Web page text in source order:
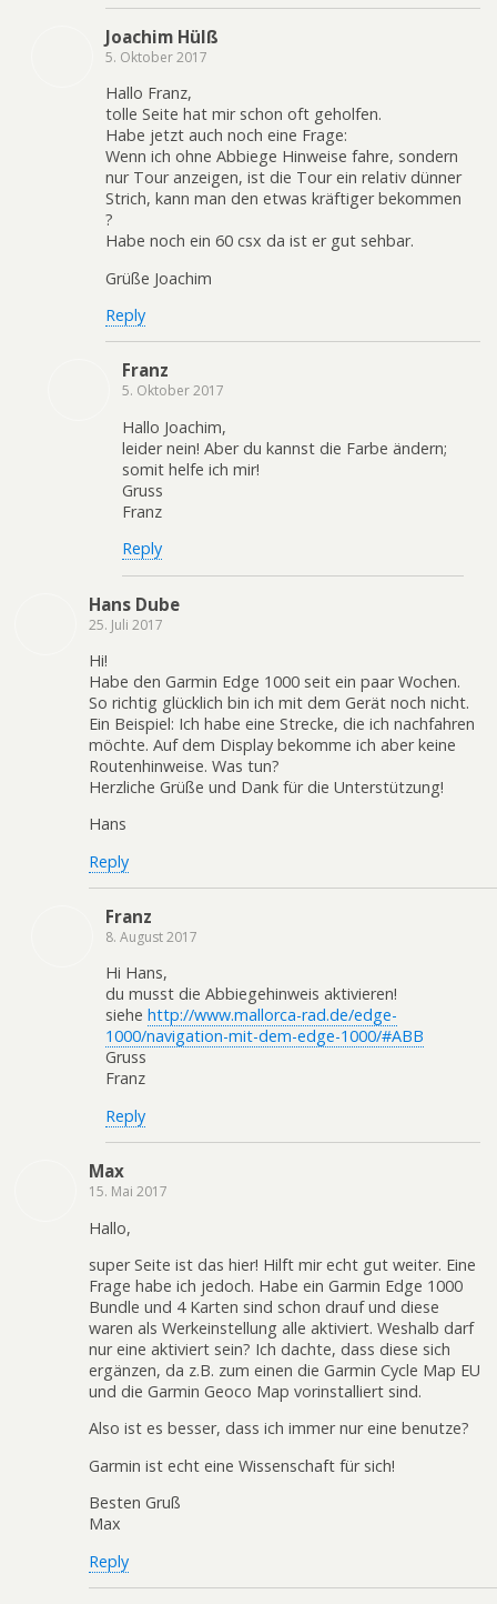
Joachim Hülß
5. Oktober 2017
Hallo Franz,
tolle Seite hat mir schon oft geholfen.
Habe jetzt auch noch eine Frage:
Wenn ich ohne Abbiege Hinweise fahre, sondern
nur Tour anzeigen, ist die Tour ein relativ dünner
Strich, kann man den etwas kräftiger bekommen
?
Habe noch ein 60 csx da ist er gut sehbar.
Grüße Joachim
Reply
Franz
5. Oktober 2017
Hallo Joachim,
leider nein! Aber du kannst die Farbe ändern;
somit helfe ich mir!
Gruss
Franz
Reply
Hans Dube
25. Juli 2017
Hi!
Habe den Garmin Edge 1000 seit ein paar Wochen.
So richtig glücklich bin ich mit dem Gerät noch nicht.
Ein Beispiel: Ich habe eine Strecke, die ich nachfahren
möchte. Auf dem Display bekomme ich aber keine
Routenhinweise. Was tun?
Herzliche Grüße und Dank für die Unterstützung!
Hans
Reply
Franz
8. August 2017
Hi Hans,
du musst die Abbiegehinweis aktivieren!
siehe http://www.mallorca-rad.de/edge-
1000/navigation-mit-dem-edge-1000/#ABB
Gruss
Franz
Reply
Max
15. Mai 2017
Hallo,
super Seite ist das hier! Hilft mir echt gut weiter. Eine
Frage habe ich jedoch. Habe ein Garmin Edge 1000
Bundle und 4 Karten sind schon drauf und diese
waren als Werkeinstellung alle aktiviert. Weshalb darf
nur eine aktiviert sein? Ich dachte, dass diese sich
ergänzen, da z.B. zum einen die Garmin Cycle Map EU
und die Garmin Geoco Map vorinstalliert sind.
Also ist es besser, dass ich immer nur eine benutze?
Garmin ist echt eine Wissenschaft für sich!
Besten Gruß
Max
Reply